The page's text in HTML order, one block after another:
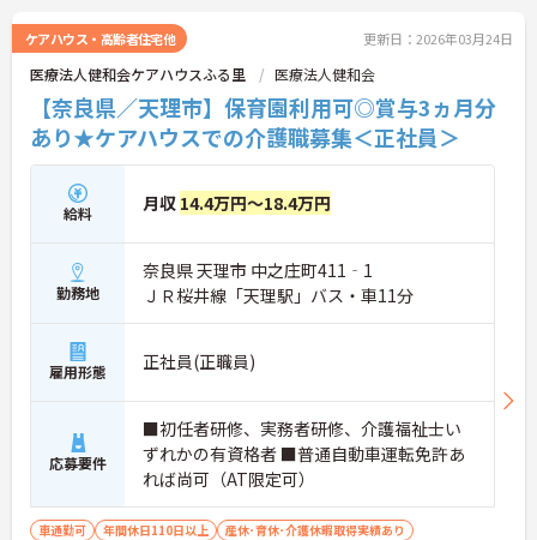
ケアハウス・高齢者住宅他 更新日：2026年03月24日
医療法人健和会ケアハウスふる里 医療法人健和会
【奈良県／天理市】保育園利用可◎賞与3ヵ月分
あり★ケアハウスでの介護職募集＜正社員＞
給料 月収 14.4万円～18.4万円
勤務地
奈良県 天理市 中之庄町411‐1
ＪＲ桜井線「天理駅」バス・車11分
雇用形態 正社員(正職員)
応募要件
■初任者研修、実務者研修、介護福祉士い
ずれかの有資格者 ■普通自動車運転免許あ
れば尚可（AT限定可）
車通勤可 年間休日110日以上
産休･育休･介護休暇取得実績あり